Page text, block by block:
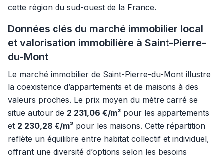
cette région du sud-ouest de la France.
Données clés du marché immobilier local
et valorisation immobilière à Saint-Pierre-
du-Mont
Le marché immobilier de Saint-Pierre-du-Mont illustre
la coexistence d’appartements et de maisons à des
valeurs proches. Le prix moyen du mètre carré se
situe autour de 2 231,06 €/m² pour les appartements
et 2 230,28 €/m² pour les maisons. Cette répartition
reflète un équilibre entre habitat collectif et individuel,
offrant une diversité d’options selon les besoins